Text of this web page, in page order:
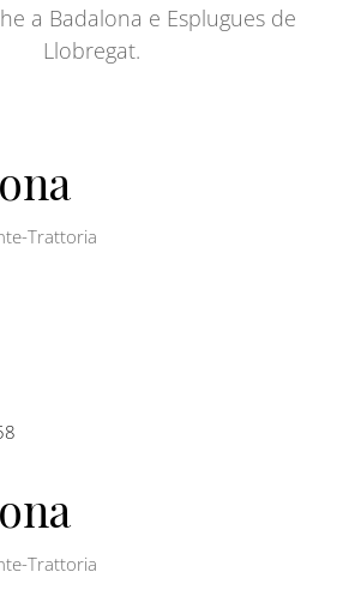
a Badalona e Esplugues de
Llobregat.
Trattoria
Trattoria